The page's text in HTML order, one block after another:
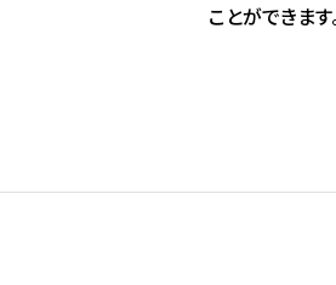
ことができま